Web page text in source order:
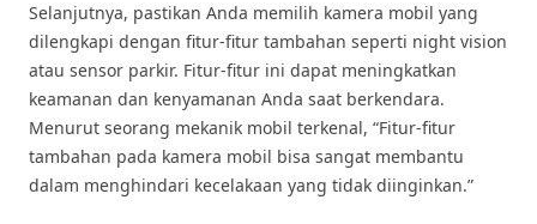
Selanjutnya, pastikan Anda memilih kamera mobil yang
dilengkapi dengan fitur-fitur tambahan seperti night vision
atau sensor parkir. Fitur-fitur ini dapat meningkatkan
keamanan dan kenyamanan Anda saat berkendara.
Menurut seorang mekanik mobil terkenal, “Fitur-fitur
tambahan pada kamera mobil bisa sangat membantu
dalam menghindari kecelakaan yang tidak diinginkan.”